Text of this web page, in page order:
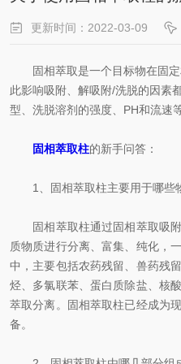
更新时间：2022-03-09
固相萃取是一个目标物在固定
此影响吸附、解吸附/洗脱的因素
型、洗脱溶剂的强度、PH和流速等
固相萃取柱的新手问答：
1、固相萃取柱主要用于哪些
固相萃取柱通过固相萃取吸附
质物质进行分离、富集、纯化，
中，主要包括农药残留、兽药残
烃、多氯联苯、蛋白质除盐、核
萃取分离。固相萃取柱已经成为
备。